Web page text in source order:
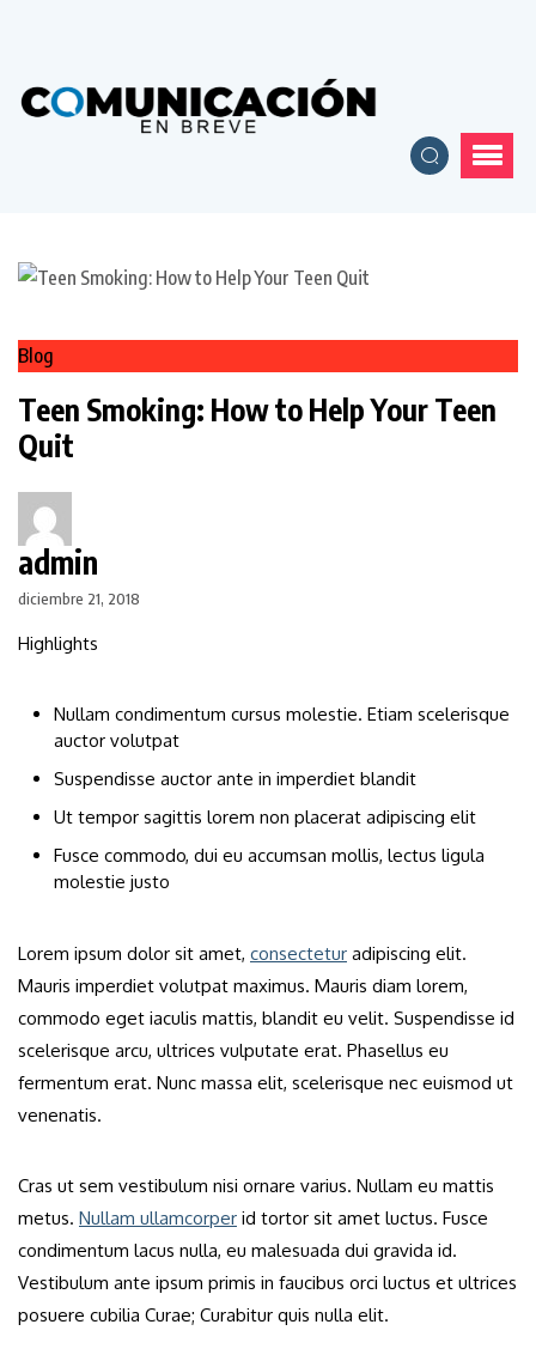
Blog
Teen Smoking: How to Help Your Teen
Quit
admin
diciembre 21, 2018
Highlights
Nullam condimentum cursus molestie. Etiam scelerisque
auctor volutpat
Suspendisse auctor ante in imperdiet blandit
Ut tempor sagittis lorem non placerat adipiscing elit
Fusce commodo, dui eu accumsan mollis, lectus ligula
molestie justo
Lorem ipsum dolor sit amet, consectetur adipiscing elit.
Mauris imperdiet volutpat maximus. Mauris diam lorem,
commodo eget iaculis mattis, blandit eu velit. Suspendisse id
scelerisque arcu, ultrices vulputate erat. Phasellus eu
fermentum erat. Nunc massa elit, scelerisque nec euismod ut
venenatis.
Cras ut sem vestibulum nisi ornare varius. Nullam eu mattis
metus. Nullam ullamcorper id tortor sit amet luctus. Fusce
condimentum lacus nulla, eu malesuada dui gravida id.
Vestibulum ante ipsum primis in faucibus orci luctus et ultrices
posuere cubilia Curae; Curabitur quis nulla elit.